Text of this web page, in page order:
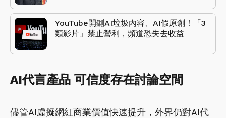
YouTube開鍘AI垃圾內容、AI假原創！「3
類影片」禁止營利，頻道恐失去收益
AI代言產品 可信度存在討論空間
儘管AI虛擬網紅商業價值快速提升，外界仍對AI代